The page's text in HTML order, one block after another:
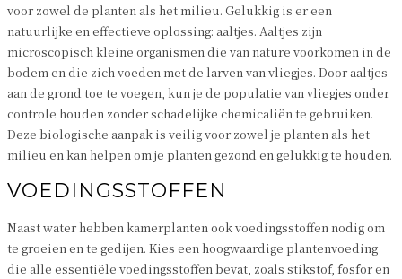
voor zowel de planten als het milieu. Gelukkig is er een
natuurlijke en effectieve oplossing: aaltjes. Aaltjes zijn
microscopisch kleine organismen die van nature voorkomen in de
bodem en die zich voeden met de larven van vliegjes. Door aaltjes
aan de grond toe te voegen, kun je de populatie van vliegjes onder
controle houden zonder schadelijke chemicaliën te gebruiken.
Deze biologische aanpak is veilig voor zowel je planten als het
milieu en kan helpen om je planten gezond en gelukkig te houden.
VOEDINGSSTOFFEN
Naast water hebben kamerplanten ook voedingsstoffen nodig om
te groeien en te gedijen. Kies een hoogwaardige plantenvoeding
die alle essentiële voedingsstoffen bevat, zoals stikstof, fosfor en